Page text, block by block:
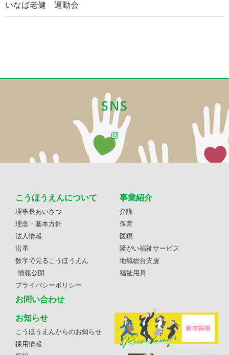
いなば老健 運動会
SNS
こうほうえんについて
理事長あいさつ
理念・基本方針
法人情報
沿革
数字で見るこうほうえん
情報公開
プライバシーポリシー
お問い合わせ
事業紹介
介護
保育
医療
障がい福祉サービス
地域総合支援
福祉用具
お知らせ
こうほうえんからのお知らせ
採用情報